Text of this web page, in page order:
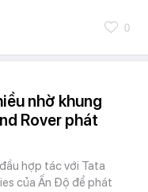
0
nhờ khung
Rover phát
hợp tác với Tata
của Ấn Độ để phát